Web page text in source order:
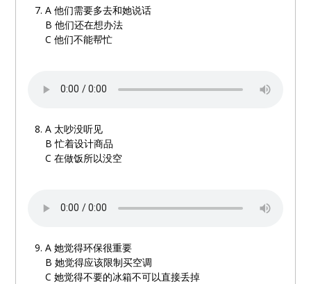
A 他们需要多去和她说话
B 他们还在想办法
C 他们不能帮忙
A 太吵没听见
B忙着设计商品
C 在做饭所以没空
A 她觉得环保很重要
B 她觉得应该限制买空调
C 她觉得不要的冰箱不可以直接丢掉